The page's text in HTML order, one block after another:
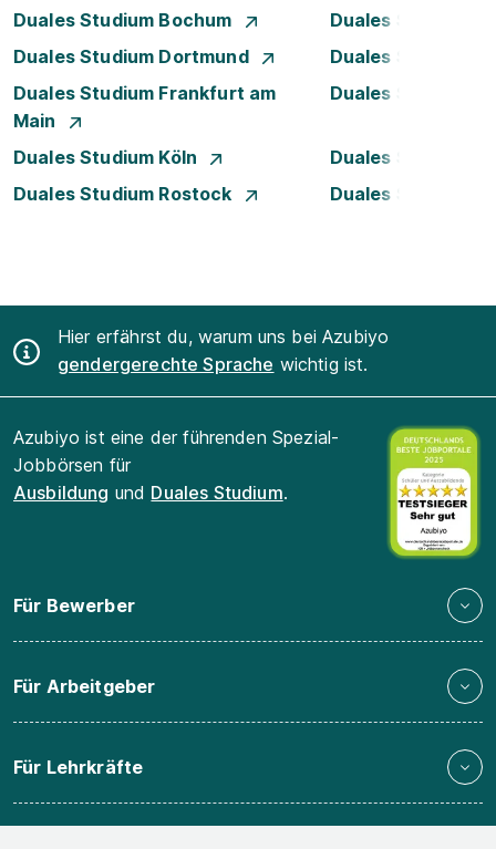
Duales Studium Bochum
Duales Studium
Duales Studium Dortmund
Duales Studium
Duales Studium Frankfurt am
Main
Duales Studium
Duales Studium Köln
Duales Studium
Duales Studium Rostock
Duales Studium
Hier erfährst du, warum uns bei Azubiyo
gendergerechte Sprache wichtig ist.
Azubiyo ist eine der führenden Spezial-
Jobbörsen für
Ausbildung und Duales Studium.
Für Bewerber
Für Arbeitgeber
Für Lehrkräfte